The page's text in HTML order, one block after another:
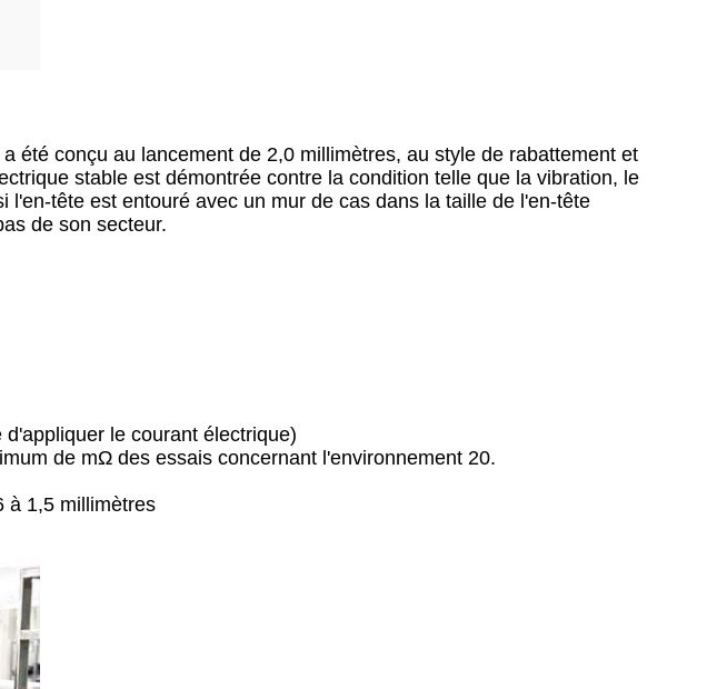
bientôt!
été conçu au lancement de 2,0 millimètres, au style de rabattement et
stable est démontrée contre la condition telle que la vibration, le
tête est entouré avec un mur de cas dans la taille de l'en-tête
de son secteur.
le courant électrique)
de mΩ des essais concernant l'environnement 20.
à 1,5 millimètres